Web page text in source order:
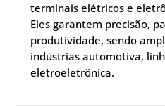
terminais elétricos e
Eles garantem precisão,
produtividade, sendo
indústrias automotiva,
eletroeletrônica.